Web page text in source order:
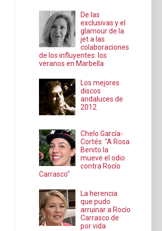
De las
exclusivas y el
glamour de la
jet a las
colaboraciones
de los influyentes: los
veranos en Marbella
Los mejores
discos
andaluces de
2012
Chelo García-
Cortés: "A Rosa
Benito la
mueve el odio
contra Rocío
Carrasco"
La herencia
que pudo
arruinar a Rocío
Carrasco de
por vida